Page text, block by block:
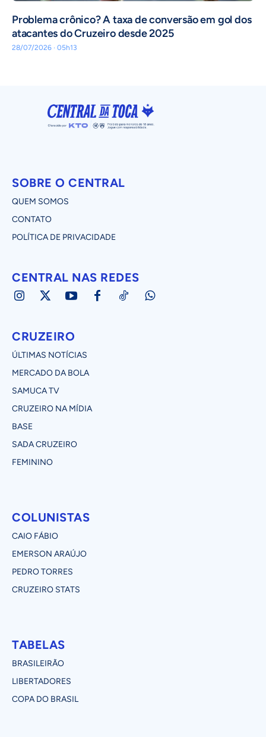
Problema crônico? A taxa de conversão em gol dos
atacantes do Cruzeiro desde 2025
28/07/2026 · 05h13
SOBRE O CENTRAL
QUEM SOMOS
CONTATO
POLÍTICA DE PRIVACIDADE
CENTRAL NAS REDES
CRUZEIRO
ÚLTIMAS NOTÍCIAS
MERCADO DA BOLA
SAMUCA TV
CRUZEIRO NA MÍDIA
BASE
SADA CRUZEIRO
FEMININO
COLUNISTAS
CAIO FÁBIO
EMERSON ARAÚJO
PEDRO TORRES
CRUZEIRO STATS
TABELAS
BRASILEIRÃO
LIBERTADORES
COPA DO BRASIL